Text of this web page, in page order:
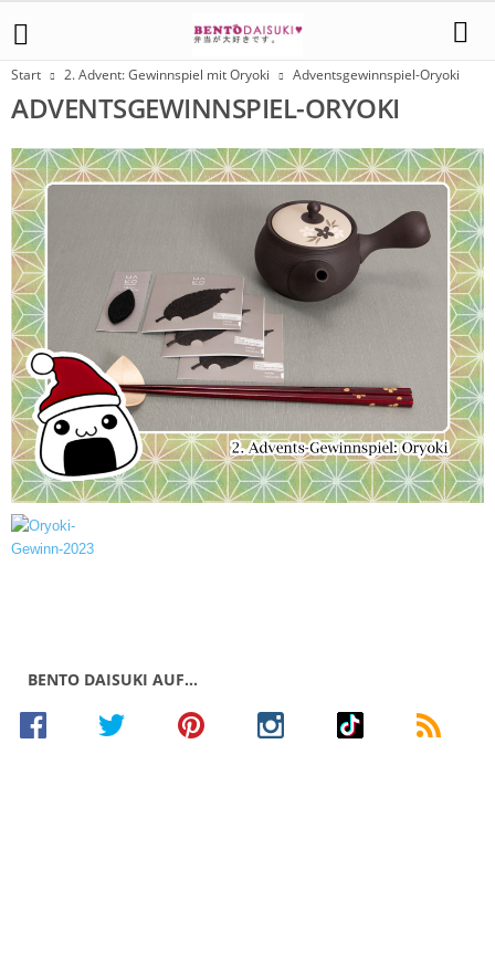
Start 2. Advent: Gewinnspiel mit Oryoki Adventsgewinnspiel-Oryoki
ADVENTSGEWINNSPIEL-ORYOKI
BENTO DAISUKI AUF…